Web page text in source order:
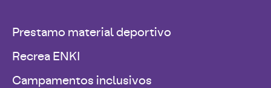
Prestamo material deportivo
Recrea ENKI
Campamentos inclusivos